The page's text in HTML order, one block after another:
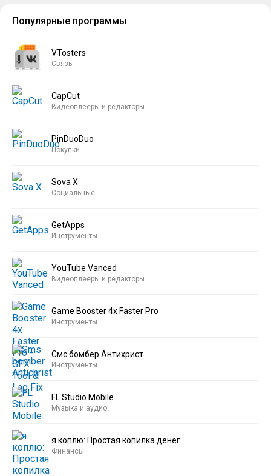
Популярные программы
VTosters
Связь
CapCut
Видеоплееры и редакторы
PinDuoDuo
Покупки
Sova X
Социальные
GetApps
Инструменты
YouTube Vanced
Видеоплееры и редакторы
Game Booster 4x Faster Pro
Инструменты
Смс бомбер Антихрист
Инструменты
FL Studio Mobile
Музыка и аудио
я коплю: Простая копилка денег
Финансы